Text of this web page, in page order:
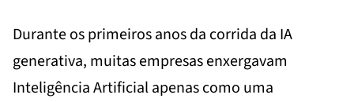
Durante os primeiros anos da corrida da IA
generativa, muitas empresas enxergavam
Inteligência Artificial apenas como uma